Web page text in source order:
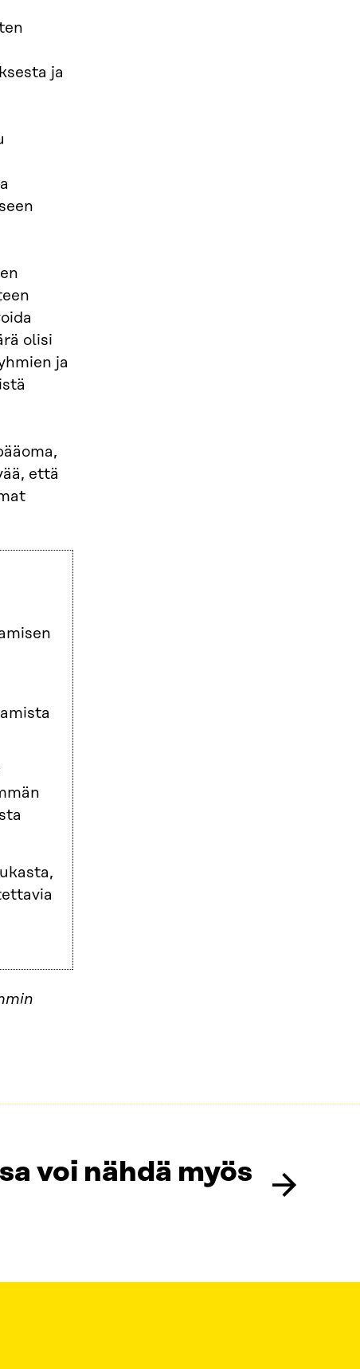
ja
olisi
ja
että
voi nähdä myös